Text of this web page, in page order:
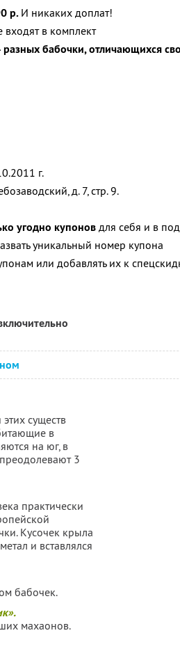
р. И никаких доплат!
входят в комплект
бабочки, отличающихся
г.
д. 7, стр. 9.
угодно купонов для себя и в
уникальный номер купона
или добавлять их к
существ
в
на юг, в
3
практически
Кусочек крыла
и вставлялся
бабочек.
махаонов.